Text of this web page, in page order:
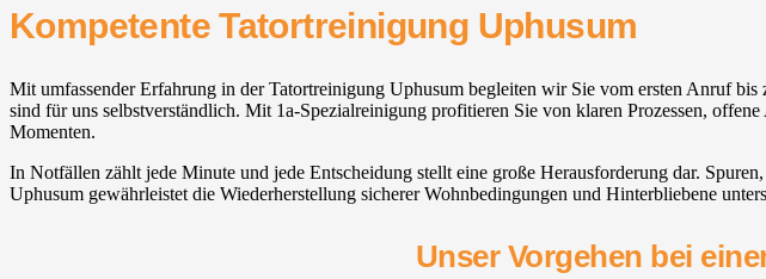
Kompetente Tatortreinigung Uphusum
Mit umfassender Erfahrung in der Tatortreinigung Uphusum begleiten wir Sie vom ersten Anruf
sind für uns selbstverständlich. Mit 1a-Spezialreinigung profitieren Sie von klaren Prozessen,
Momenten.
In Notfällen zählt jede Minute und jede Entscheidung stellt eine große Herausforderung dar.
Uphusum gewährleistet die Wiederherstellung sicherer Wohnbedingungen und Hinterbliebene
Unser Vorgehen bei